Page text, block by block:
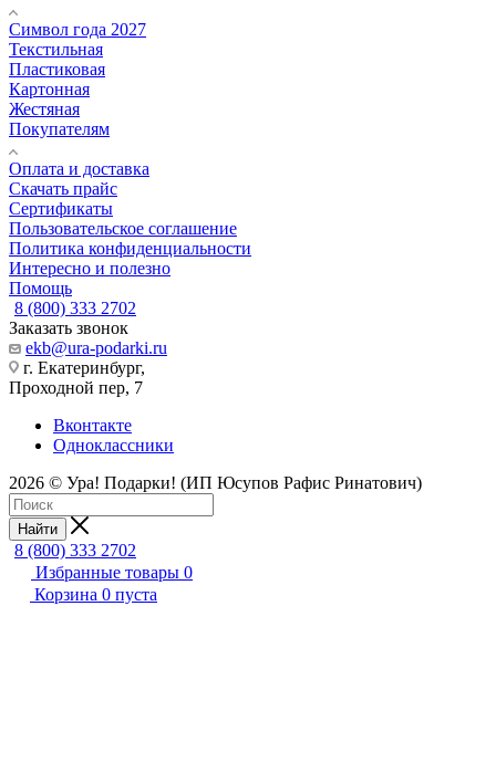
Символ года 2027
Текстильная
Пластиковая
Картонная
Жестяная
Покупателям
Оплата и доставка
Скачать прайс
Сертификаты
Пользовательское соглашение
Политика конфиденциальности
Интересно и полезно
Помощь
8 (800) 333 2702
Заказать звонок
ekb@ura-podarki.ru
г. Екатеринбург,
Проходной пер, 7
Вконтакте
Одноклассники
2026 © Ура! Подарки! (ИП Юсупов Рафис Ринатович)
Найти
8 (800) 333 2702
Избранные товары 0
Корзина 0 пуста